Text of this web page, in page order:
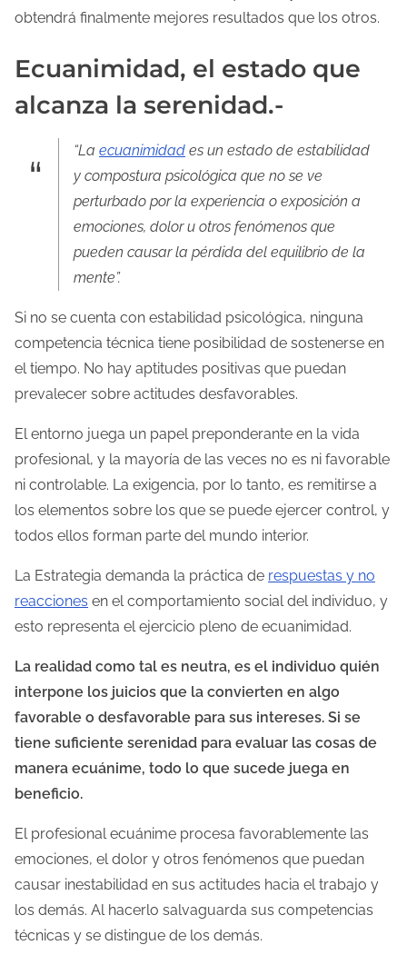
obtendrá finalmente mejores resultados que los otros.
Ecuanimidad, el estado que
alcanza la serenidad.-
“La ecuanimidad es un estado de estabilidad
y compostura psicológica que no se ve
perturbado por la experiencia o exposición a
emociones, dolor u otros fenómenos que
pueden causar la pérdida del equilibrio de la
mente”.
Si no se cuenta con estabilidad psicológica, ninguna
competencia técnica tiene posibilidad de sostenerse en
el tiempo. No hay aptitudes positivas que puedan
prevalecer sobre actitudes desfavorables.
El entorno juega un papel preponderante en la vida
profesional, y la mayoría de las veces no es ni favorable
ni controlable. La exigencia, por lo tanto, es remitirse a
los elementos sobre los que se puede ejercer control, y
todos ellos forman parte del mundo interior.
La Estrategia demanda la práctica de respuestas y no
reacciones en el comportamiento social del individuo, y
esto representa el ejercicio pleno de ecuanimidad.
La realidad como tal es neutra, es el individuo quién
interpone los juicios que la convierten en algo
favorable o desfavorable para sus intereses. Si se
tiene suficiente serenidad para evaluar las cosas de
manera ecuánime, todo lo que sucede juega en
beneficio.
El profesional ecuánime procesa favorablemente las
emociones, el dolor y otros fenómenos que puedan
causar inestabilidad en sus actitudes hacia el trabajo y
los demás. Al hacerlo salvaguarda sus competencias
técnicas y se distingue de los demás.